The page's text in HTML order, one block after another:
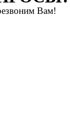
Вам!